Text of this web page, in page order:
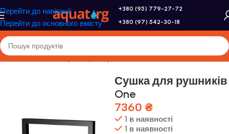
Перейти до навігації
Перейти до основного вмісту
+380 (95) 779-27-72
+380 (97) 542-30-18
Головна/Genesis/Сушка для рушників
Сушка для рушників
One
7360 ₴
1 в наявності
1 в наявності